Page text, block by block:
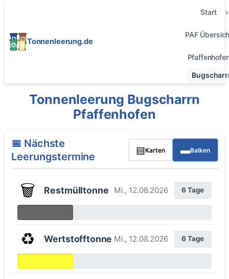
Tonnenleerung.de
Start
PAF
Tonnenleerung Bugscharrn
Pfaffenhofen
📅 Nächste
Leerungstermine
▤Karten ▬Balken
🗑️ Restmülltonne Mi., 12.08.2026 6 Tage
♻️ Wertstofftonne Mi., 12.08.2026 6 Tage